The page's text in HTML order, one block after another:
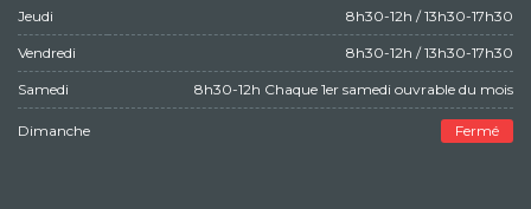
Jeudi 8h30-12h / 13h30-17h30
Vendredi 8h30-12h / 13h30-17h30
Samedi 8h30-12h Chaque 1er samedi ouvrable du mois
Dimanche Fermé